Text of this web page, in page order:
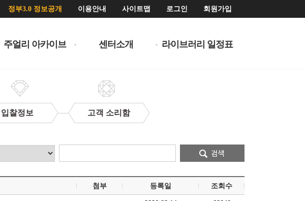
정부3.0 정보공개 이용안내 사이트맵 로그인 회원가입
주얼리 아카이브 센터소개 라이브러리 일정표
입찰정보 고객 소리함
첨부 등록일 조회수